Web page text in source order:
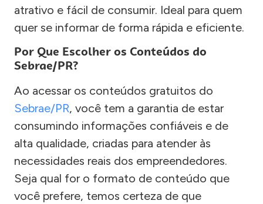
atrativo e fácil de consumir. Ideal para quem
quer se informar de forma rápida e eficiente.
Por Que Escolher os Conteúdos do
Sebrae/PR?
Ao acessar os conteúdos gratuitos do
Sebrae/PR, você tem a garantia de estar
consumindo informações confiáveis e de
alta qualidade, criadas para atender às
necessidades reais dos empreendedores.
Seja qual for o formato de conteúdo que
você prefere, temos certeza de que